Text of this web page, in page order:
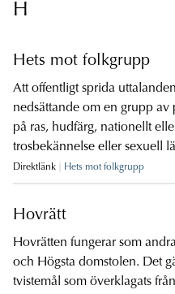
H
Hets mot folkgrupp
Att offentligt sprida
nedsättande om en grupp av
på ras, hudfärg, nationellt
trosbekännelse eller sexuell
Direktlänk Hets mot folkgrupp
Hovrätt
Hovrätten fungerar som
och Högsta domstolen. Det
tvistemål som överklagats